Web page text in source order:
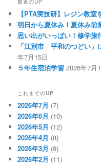
最近のUP
【PTA実技研】レジン教
明日から夏休み！夏休み前
思い出がいっぱい！修学旅
「江別市 平和のつどい」
年7月15日
５年生宿泊学習 2026年7月
これまでのUP
2026年7月 (7)
2026年6月 (10)
2026年5月 (12)
2026年4月 (8)
2026年3月 (8)
2026年2月 (11)